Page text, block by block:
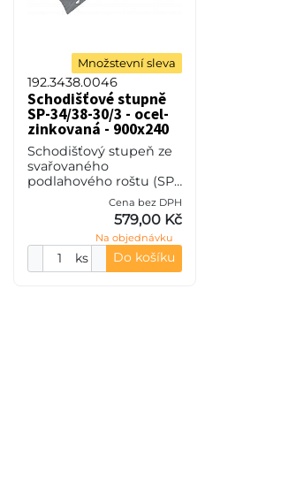
Množstevní sleva
192.3438.0046
Schodišťové stupně
SP-34/38-30/3 - ocel-
zinkovaná - 900x240
Schodišťový stupeň ze
svařovaného
podlahového roštu (SP),
34/38 - rozteče nosných
34 mm / rozpěrných 38
mm, výška 30 mm, síla 3
mm, ocel S235JR (ST37.
Cena bez DPH
579,00 Kč
Na objednávku
ks Do košíku